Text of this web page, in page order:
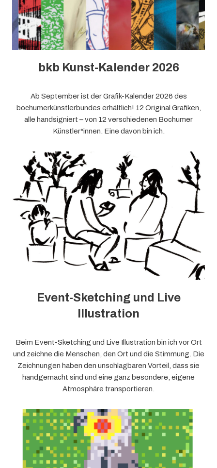
bkb Kunst-Kalender 2026
Ab September ist der Grafik-Kalender 2026 des
bochumerkünstlerbundes erhältlich! 12 Original Grafiken,
alle handsigniert – von 12 verschiedenen Bochumer
Künstler*innen. Eine davon bin ich.
Event-Sketching und Live
Illustration
Beim Event-Sketching und Live Illustration bin ich vor Ort
und zeichne die Menschen, den Ort und die Stimmung. Die
Zeichnungen haben den unschlagbaren Vorteil, dass sie
handgemacht sind und eine ganz besondere, eigene
Atmosphäre transportieren.